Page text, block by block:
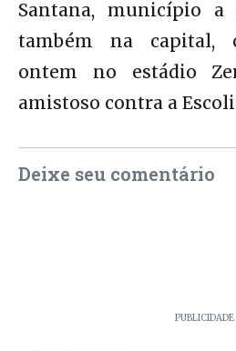
Santana, município a
também na capital,
ontem no estádio
amistoso contra a
Deixe seu comentário
PUBLICIDADE